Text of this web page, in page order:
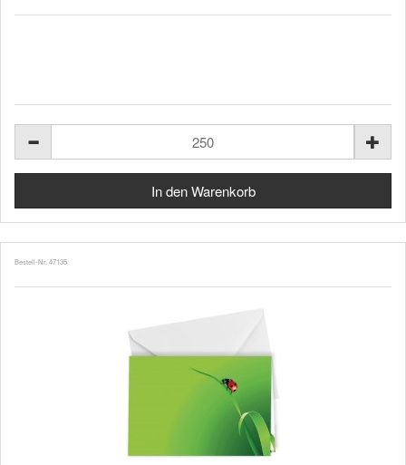
Bestell-Nr. 47135